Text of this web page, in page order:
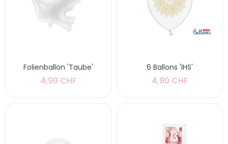
Folienballon 'Taube'
4,90 CHF
6 Ballons 'IHS'
4,90 CHF